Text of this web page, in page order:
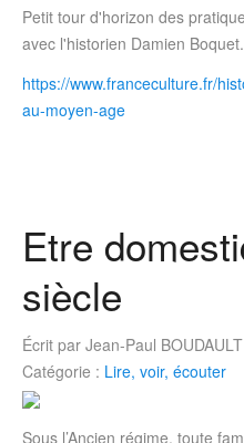
Petit tour d'horizon des
avec l'historien Damien Boquet.
https://www.franceculture.fr/
au-moyen-age
Etre
siècle
Écrit par Jean-Paul BOUDAULT
Catégorie : Lire, voir, écouter
Sous l’Ancien régime, toute